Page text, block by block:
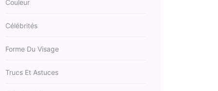
Couleur
Célébrités
Forme Du Visage
Trucs Et Astuces